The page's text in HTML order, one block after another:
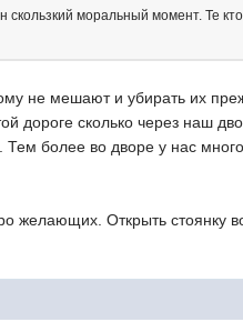
скользкий моральный момент. Те
не мешают и убирать их
дороге сколько через наш
более во дворе у нас
желающих. Открыть стоянку